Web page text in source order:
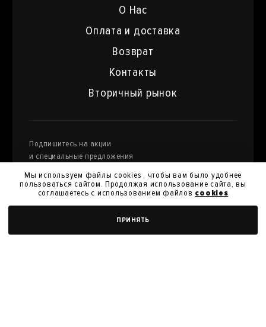
ДОБАВИТЬ В КОРЗИНУ
О Нас
Оплата и доставка
Возврат
Контакты
Вторичный рынок
Подпишитесь на акции
и специальные предложения
и их передачу для получения кэшбэк.
Я согласен сполитикой конфиденциальности
Мы используем файлы cookies , чтобы вам было удобнее
пользоваться сайтом. Продолжая использование сайта, вы
соглашаетесь с использованием файлов cookies
ПРИНЯТЬ